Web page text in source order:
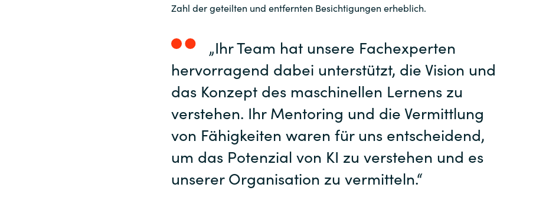
Zahl der geteilten und entfernten Besichtigungen erheblich.
„Ihr Team hat unsere Fachexperten
hervorragend dabei unterstützt, die Vision und
das Konzept des maschinellen Lernens zu
verstehen. Ihr Mentoring und die Vermittlung
von Fähigkeiten waren für uns entscheidend,
um das Potenzial von KI zu verstehen und es
unserer Organisation zu vermitteln.“